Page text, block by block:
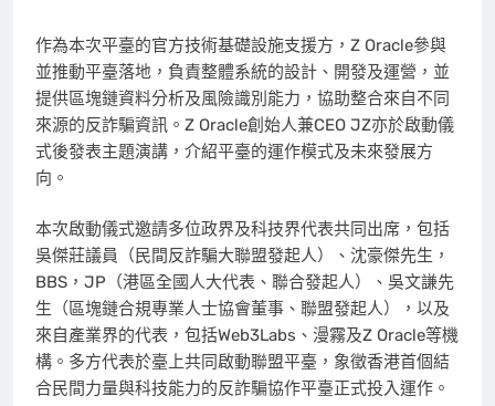
作為本次平臺的官方技術基礎設施支援方，Z Oracle參與
並推動平臺落地，負責整體系統的設計、開發及運營，並
提供區塊鏈資料分析及風險識別能力，協助整合來自不同
來源的反詐騙資訊。Z Oracle創始人兼CEO JZ亦於啟動儀
式後發表主題演講，介紹平臺的運作模式及未來發展方
向。
本次啟動儀式邀請多位政界及科技界代表共同出席，包括
吳傑莊議員（民間反詐騙大聯盟發起人）、沈豪傑先生，
BBS，JP（港區全國人大代表、聯合發起人）、吳文謙先
生（區塊鏈合規專業人士協會董事、聯盟發起人），以及
來自產業界的代表，包括Web3Labs、漫霧及Z Oracle等機
構。多方代表於臺上共同啟動聯盟平臺，象徵香港首個結
合民間力量與科技能力的反詐騙協作平臺正式投入運作。